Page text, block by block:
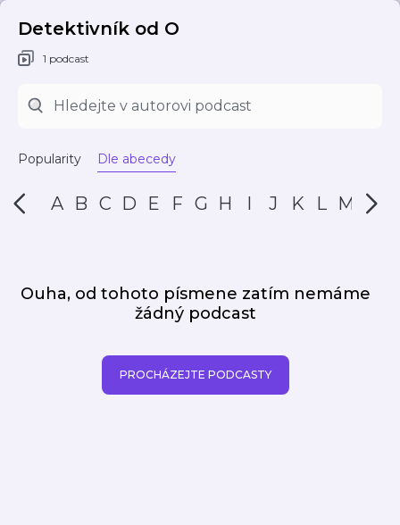
Detektivník od O
1 podcast
Popularity Dle abecedy
A B C D E F G H I J K L M N
Ouha, od tohoto písmene zatím nemáme
žádný podcast
PROCHÁZEJTE PODCASTY